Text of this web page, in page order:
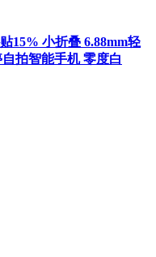
15% 小折叠 6.88mm轻
拍智能手机 零度白